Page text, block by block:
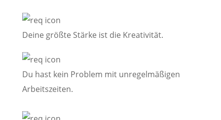
Deine größte Stärke ist die Kreativität.
Du hast kein Problem mit unregelmäßigen
Arbeitszeiten.